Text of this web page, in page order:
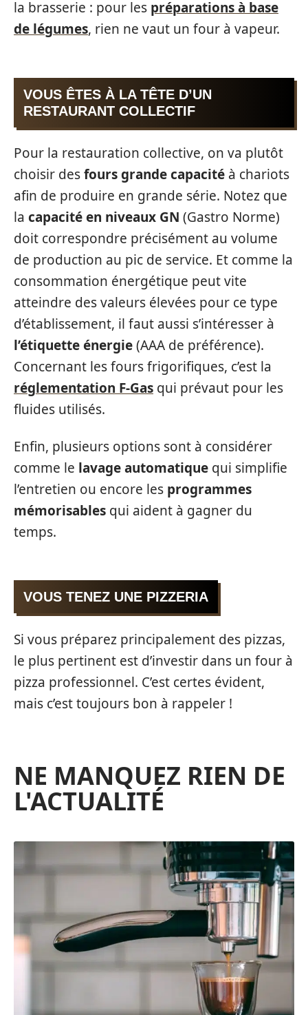
la brasserie : pour les préparations à base
de légumes, rien ne vaut un four à vapeur.
VOUS ÊTES À LA TÊTE D’UN
RESTAURANT COLLECTIF
Pour la restauration collective, on va plutôt
choisir desfours grande capacité à chariots
afin de produire en grande série. Notez que
la capacité en niveaux GN (Gastro Norme)
doit correspondre précisément au volume
de production au pic de service. Et comme la
consommation énergétique peut vite
atteindre des valeurs élevées pour ce type
d’établissement, il faut aussi s’intéresser à
l’étiquette énergie(AAA de préférence).
Concernant les fours frigorifiques, c’est la
réglementation F-Gas qui prévaut pour les
fluides utilisés.
Enfin, plusieurs options sont à considérer
comme le lavage automatique qui simplifie
l’entretien ou encore les programmes
mémorisables qui aident à gagner du
temps.
VOUS TENEZ UNE PIZZERIA
Si vous préparez principalement des pizzas,
le plus pertinent est d’investir dans un four à
pizza professionnel. C’est certes évident,
mais c’est toujours bon à rappeler !
NE MANQUEZ RIEN DE
L'ACTUALITÉ